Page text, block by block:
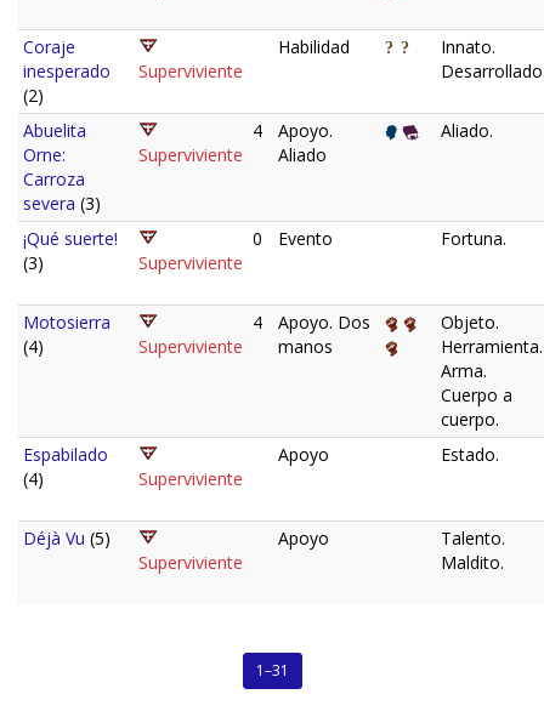
Coraje
inesperado
(2)
Superviviente
Habilidad
Innato.
Abuelita
Orne:
Carroza
severa (3)
Superviviente
4
Apoyo.
Aliado
Aliado.
¡Qué suerte!
(3)
Superviviente
0 Evento Fortuna.
Motosierra
(4)
Superviviente
4
Apoyo. Dos
manos
Objeto.
Herramienta.
Arma.
Cuerpo a
cuerpo.
Espabilado
(4)
Superviviente
Apoyo Estado.
Déjà Vu (5)
Superviviente
Apoyo
Talento.
Maldito.
1–31